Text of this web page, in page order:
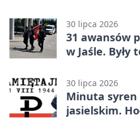
30 lipca 2026
31 awansów
w Jaśle. Były
30 lipca 2026
Minuta syren
jasielskim.